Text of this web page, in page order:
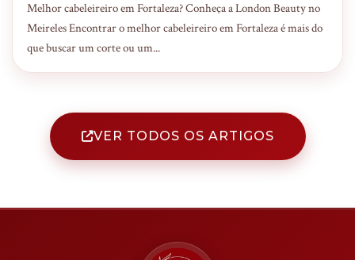
Melhor cabeleireiro em Fortaleza? Conheça a London Beauty no
Meireles Encontrar o melhor cabeleireiro em Fortaleza é mais do
que buscar um corte ou um...
VER TODOS OS ARTIGOS